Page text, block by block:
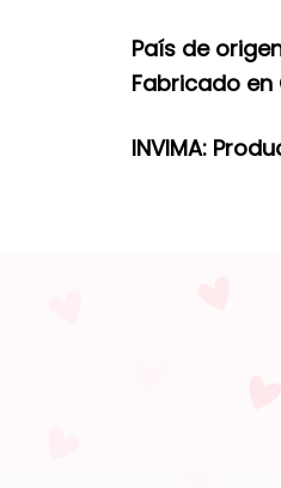
País de
Fabricado en
INVIMA: